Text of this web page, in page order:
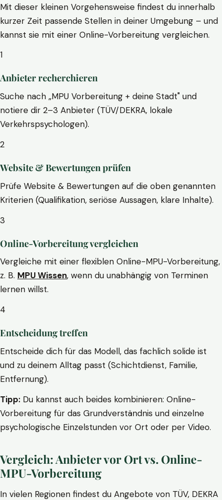
Mit dieser kleinen Vorgehensweise findest du innerhalb
kurzer Zeit passende Stellen in deiner Umgebung – und
kannst sie mit einer Online-Vorbereitung vergleichen.
1
Anbieter recherchieren
Suche nach „MPU Vorbereitung + deine Stadt" und
notiere dir 2–3 Anbieter (TÜV/DEKRA, lokale
Verkehrspsychologen).
2
Website & Bewertungen prüfen
Prüfe Website & Bewertungen auf die oben genannten
Kriterien (Qualifikation, seriöse Aussagen, klare Inhalte).
3
Online-Vorbereitung vergleichen
Vergleiche mit einer flexiblen Online-MPU-Vorbereitung,
z. B. MPU Wissen, wenn du unabhängig von Terminen
lernen willst.
4
Entscheidung treffen
Entscheide dich für das Modell, das fachlich solide ist
und zu deinem Alltag passt (Schichtdienst, Familie,
Entfernung).
Tipp: Du kannst auch beides kombinieren: Online-
Vorbereitung für das Grundverständnis und einzelne
psychologische Einzelstunden vor Ort oder per Video.
Vergleich: Anbieter vor Ort vs. Online-
MPU-Vorbereitung
In vielen Regionen findest du Angebote von TÜV, DEKRA